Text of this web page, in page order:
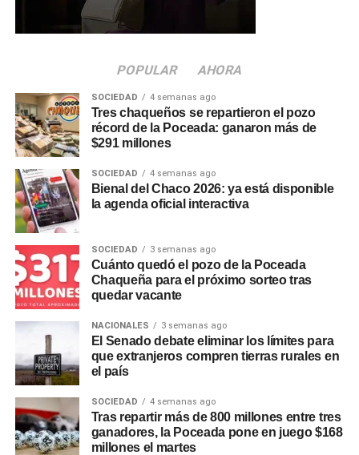
Los trabajadores de empresas privadas,
comercios o pymes que aún no cobran su sueldo en el
acceder a préstamos personales, la tarjeta Tuya, la
Otras líneas disponibles en
NBCH24
Además del Préstamo Express, la plataforma ofrece el
Préstamo Inmediato, con montos de hasta
$15.000.000, plazos de hasta 24 meses y tasa fija, y el
Préstamo Anticipo en 3 cuotas, pensado para
necesidades puntuales de corto plazo. Para el sector
privado, el Préstamo +Profesionales permite acceder
hasta $30.000.000 con plazos de hasta 24 meses y tasa
fija, mientras que la línea +Comercios está destinada a
comercios adheridos aUnicobros, con montos de hasta
$30.000.000, libre destino y gestión 100% online. A estas
opciones se suman otras líneas de gestión presencial,
como la consolidación de deudas y
cuotas, para financiar compras en comercios adheridos
de rubros como construcción, turismo, motos, bicicletas,
POPULAR AHORA
SOCIEDAD 4 semanas ago
Tres chaqueños se repartieron el pozo
récord de la Poceada: ganaron más de
$291 millones
SOCIEDAD 4 semanas ago
Bienal del Chaco 2026: ya está disponible
la agenda oficial interactiva
SOCIEDAD 3 semanas ago
Cuánto quedó el pozo de la Poceada
Chaqueña para el próximo sorteo tras
quedar vacante
NACIONALES 3 semanas ago
El Senado debate eliminar los límites para
que extranjeros compren tierras rurales en
el país
SOCIEDAD 4 semanas ago
Tras repartir más de 800 millones entre tres
ganadores, la Poceada pone en juego $168
millones el martes